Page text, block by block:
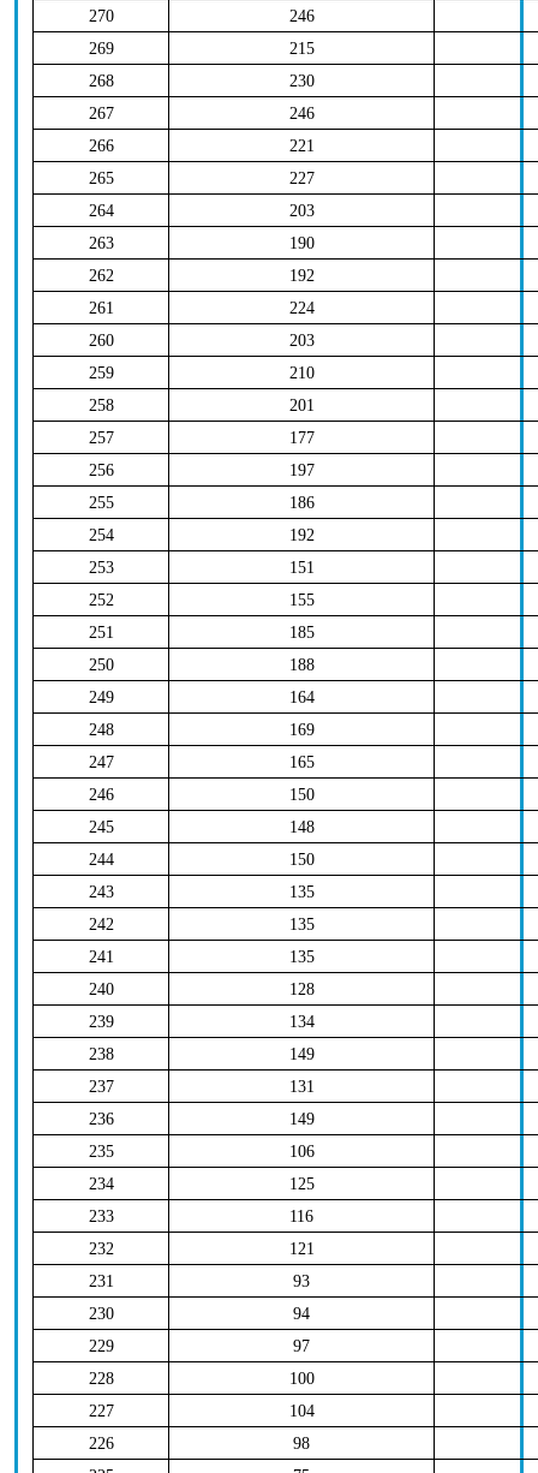
270
246
269
215
268
230
267
246
266
221
265
227
264
203
263
190
262
192
261
224
260
203
259
210
258
201
257
177
256
197
255
186
254
192
253
151
252
155
251
185
250
188
249
164
248
169
247
165
246
150
245
148
244
150
243
135
242
135
241
135
240
128
239
134
238
149
237
131
236
149
235
106
234
125
233
116
232
121
231
93
230
94
229
97
228
100
227
104
226
98